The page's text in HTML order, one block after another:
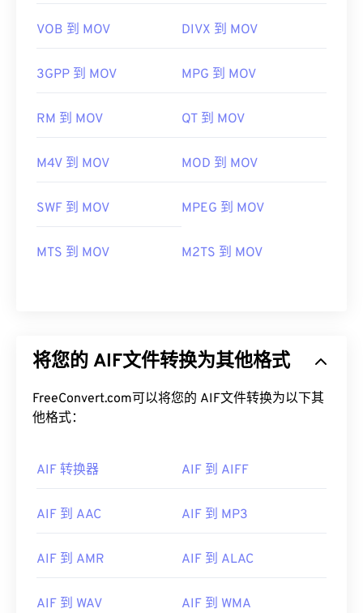
VOB 到 MOV DIVX 到 MOV
3GPP 到 MOV MPG 到 MOV
RM 到 MOV QT 到 MOV
M4V 到 MOV MOD 到 MOV
SWF 到 MOV MPEG 到 MOV
MTS 到 MOV M2TS 到 MOV
将您的 AIF文件转换为其他格式
FreeConvert.com可以将您的 AIF文件转换为以下其
他格式：
AIF 转换器 AIF 到 AIFF
AIF 到 AAC AIF 到 MP3
AIF 到 AMR AIF 到 ALAC
AIF 到 WAV AIF 到 WMA